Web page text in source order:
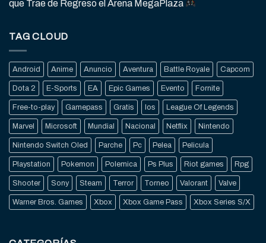
que Trae de Regreso el Arena MegaPlaza
TAG CLOUD
Android Anime Anuncio Aventura Battle Royale Capcom
Dota 2 E-Sports EA Epic Games Evento Fornite
Free-to-play Gamepass Gratis Ios League Of Legends
Marvel Microsoft Mundial Nacional Netflix Nintendo
Nintendo Switch Oled Parche Pc Pelea Pelicula
Playstation Pokemon Polemica Ps Plus Riot games Rpg
Shooter Sony Steam Terror Torneo Valorant Valve
Warner Bros. Games Xbox Xbox Game Pass Xbox Series S/X